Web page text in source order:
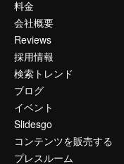
料金
会社概要
Reviews
採用情報
検索トレンド
ブログ
イベント
Slidesgo
コンテンツを販売する
プレスルーム